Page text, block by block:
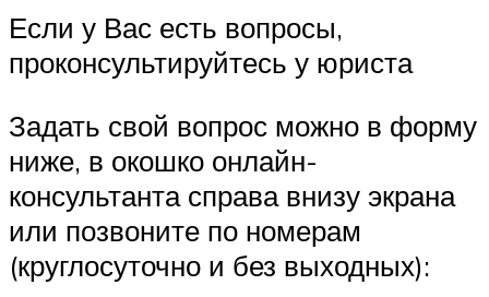
Если у Вас есть вопросы,
проконсультируйтесь у юриста
Задать свой вопрос можно в форму
ниже, в окошко онлайн-
консультанта справа внизу экрана
или позвоните по номерам
(круглосуточно и без выходных):